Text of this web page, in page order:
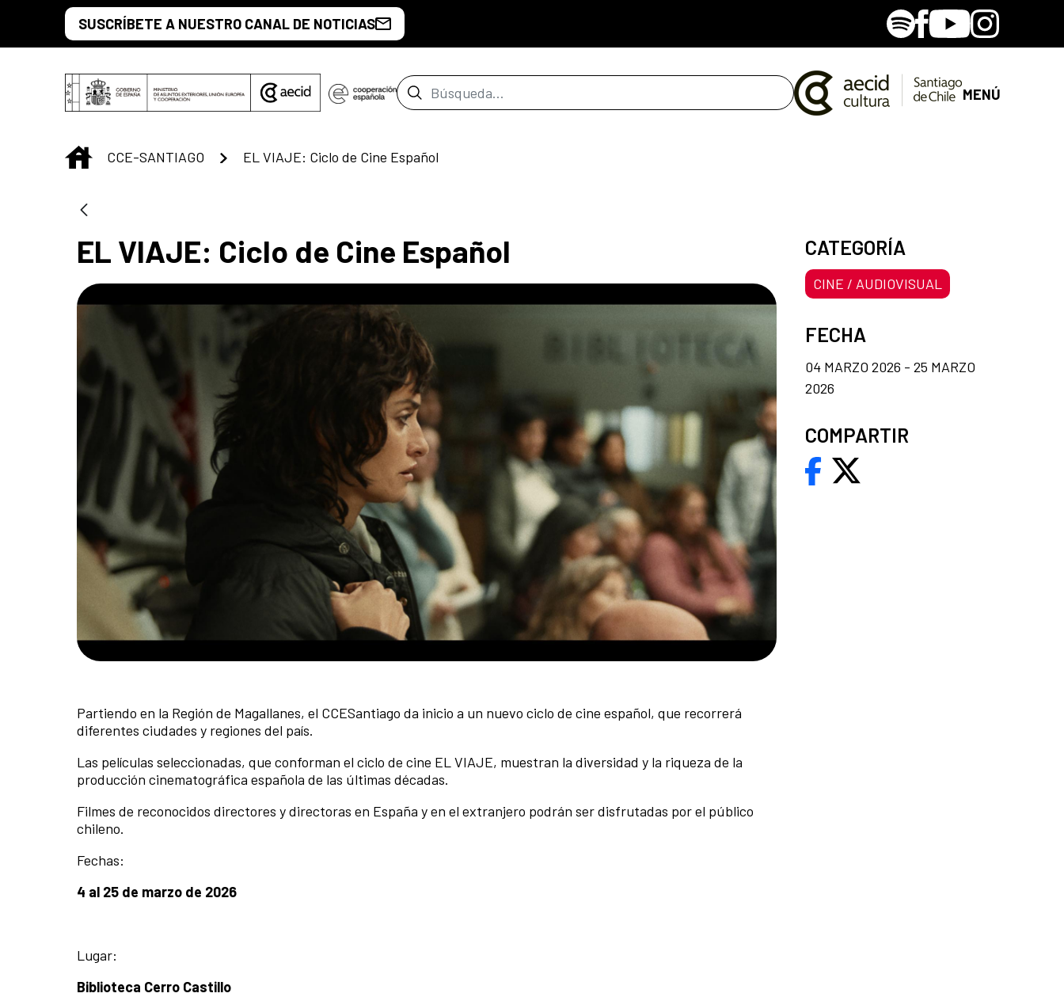
Saltar al contenido principal
SUSCRÍBETE A NUESTRO CANAL DE NOTICIAS SpotifyFacebook
YoutubeInstagram
Barra de búsqueda MENÚ
INICIO
CCE-SANTIAGO EL VIAJE: Ciclo de Cine Español
EL VIAJE: Ciclo de Cine Español
Partiendo en la Región de Magallanes, el CCESantiago da inicio a un nuevo ciclo de cine español, que recorrerá
diferentes ciudades y regiones del país.
Las películas seleccionadas, que conforman el ciclo de cine EL VIAJE, muestran la diversidad y la riqueza de la
producción cinematográfica española de las últimas décadas.
Filmes de reconocidos directores y directoras en España y en el extranjero podrán ser disfrutadas por el público
chileno.
Fechas:
4 al 25 de marzo de 2026
Lugar:
Biblioteca Cerro Castillo
CATEGORÍA
CINE / AUDIOVISUAL
FECHA
04 MARZO 2026 - 25 MARZO
2026
COMPARTIR